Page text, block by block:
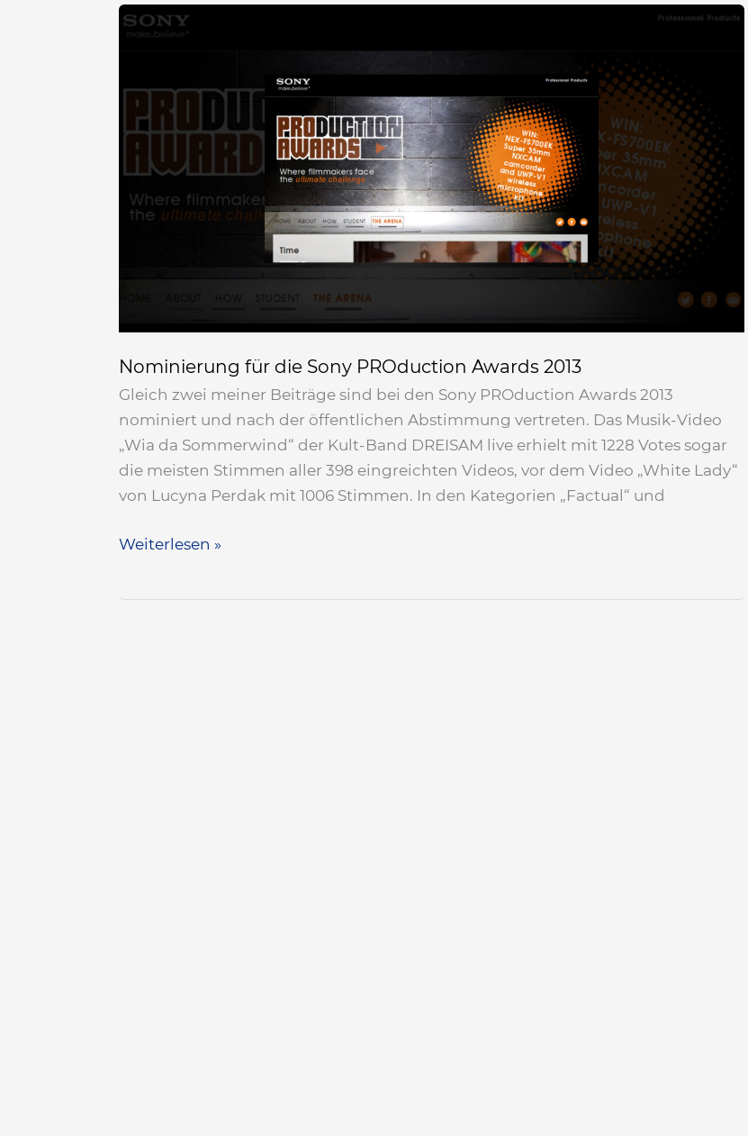
Nominierung für die Sony PROduction Awards 2013
Gleich zwei meiner Beiträge sind bei den Sony PROduction Awards 2013
nominiert und nach der öffentlichen Abstimmung vertreten. Das Musik-Video
„Wia da Sommerwind“ der Kult-Band DREISAM live erhielt mit 1228 Votes sogar
die meisten Stimmen aller 398 eingreichten Videos, vor dem Video „White Lady“
von Lucyna Perdak mit 1006 Stimmen. In den Kategorien „Factual“ und
Nominierung
für
Sony
PROduction
Awards
Weiterlesen »